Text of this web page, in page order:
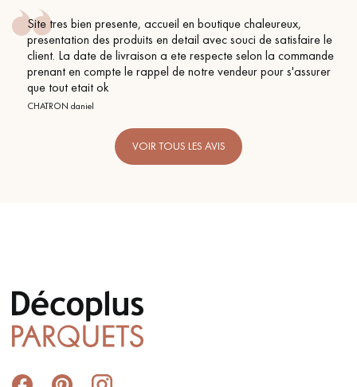
Site tres bien presente, accueil en boutique chaleureux,
presentation des produits en detail avec souci de satisfaire le
client. La date de livraison a ete respecte selon la commande
prenant en compte le rappel de notre vendeur pour s'assurer
que tout etait ok
CHATRON daniel
VOIR TOUS LES AVIS